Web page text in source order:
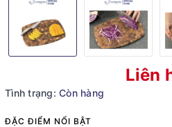
Liên
Tình trạng: Còn hàng
ĐẶC ĐIỂM NỔI BẬT